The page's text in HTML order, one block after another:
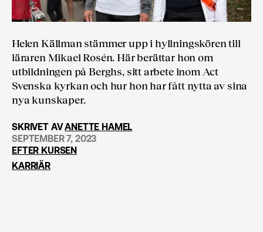
Helen Källman stämmer upp i hyllningskören till
läraren Mikael Rosén. Här berättar hon om
utbildningen på Berghs, sitt arbete inom Act
Svenska kyrkan och hur hon har fått nytta av sina
nya kunskaper.
SKRIVET AVANETTE HAMEL
SEPTEMBER 7, 2023
EFTER KURSEN
KARRIÄR